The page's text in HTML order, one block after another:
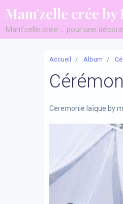
Mam'zelle crée by
Mam'zelle crée ... pour une
Accueil Album
Ceremonie laïque by